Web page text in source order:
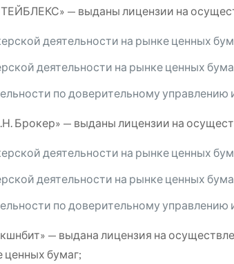
— выданы лицензии на
деятельности на рынке ценных
деятельности на рынке ценных
по доверительному
Брокер» — выданы лицензии на
деятельности на рынке ценных
деятельности на рынке ценных
по доверительному
— выдана лицензия на
ценных бумаг;